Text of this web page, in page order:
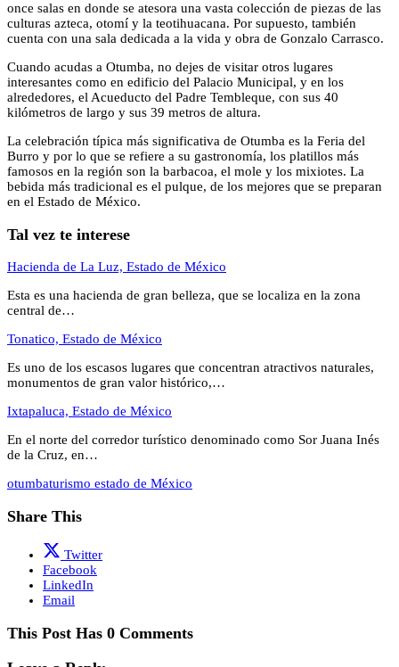
once salas en donde se atesora una vasta colección de piezas de las
culturas azteca, otomí y la teotihuacana. Por supuesto, también
cuenta con una sala dedicada a la vida y obra de Gonzalo Carrasco.
Cuando acudas a Otumba, no dejes de visitar otros lugares
interesantes como en edificio del Palacio Municipal, y en los
alrededores, el Acueducto del Padre Tembleque, con sus 40
kilómetros de largo y sus 39 metros de altura.
La celebración típica más significativa de Otumba es la Feria del
Burro y por lo que se refiere a su gastronomía, los platillos más
famosos en la región son la barbacoa, el mole y los mixiotes. La
bebida más tradicional es el pulque, de los mejores que se preparan
en el Estado de México.
Tal vez te interese
Hacienda de La Luz, Estado de México
Esta es una hacienda de gran belleza, que se localiza en la zona
central de…
Tonatico, Estado de México
Es uno de los escasos lugares que concentran atractivos naturales,
monumentos de gran valor histórico,…
Ixtapaluca, Estado de México
En el norte del corredor turístico denominado como Sor Juana Inés
de la Cruz, en…
otumbaturismo estado de México
Share This
Twitter
Facebook
LinkedIn
Email
This Post Has 0 Comments